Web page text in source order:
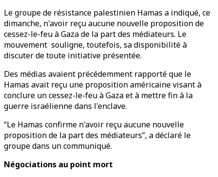
Le groupe de résistance palestinien Hamas a indiqué, ce
dimanche, n'avoir reçu aucune nouvelle proposition de
cessez-le-feu à Gaza de la part des médiateurs. Le
mouvement souligne, toutefois, sa disponibilité à
discuter de toute initiative présentée.
Des médias avaient précédemment rapporté que le
Hamas avait reçu une proposition américaine visant à
conclure un cessez-le-feu à Gaza et à mettre fin à la
guerre israélienne dans l'enclave.
“Le Hamas confirme n'avoir reçu aucune nouvelle
proposition de la part des médiateurs”, a déclaré le
groupe dans un communiqué.
Négociations au point mort